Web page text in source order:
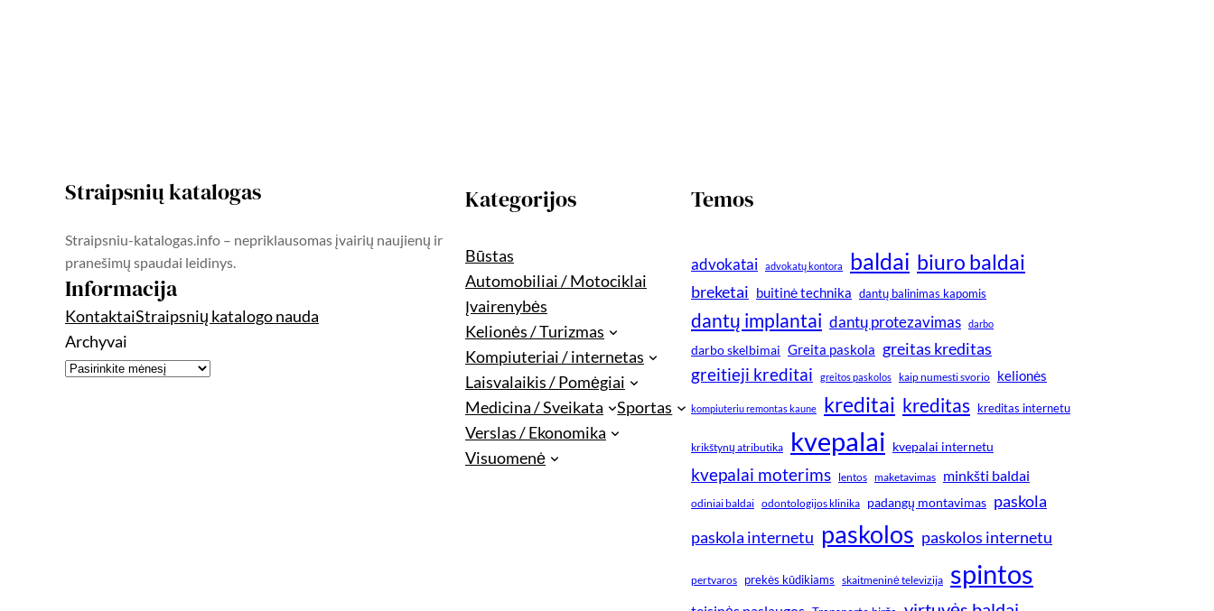
Straipsnių katalogas
Straipsniu-katalogas.info – nepriklausomas įvairių naujienų ir
pranešimų spaudai leidinys.
Informacija
KontaktaiStraipsnių katalogo nauda
Archyvai
Kategorijos
Būstas
Automobiliai / Motociklai
Įvairenybės
Kelionės / Turizmas
Kompiuteriai / internetas
Laisvalaikis / Pomėgiai
Medicina / Sveikata
Sportas
Verslas / Ekonomika
Visuomenė
Temos
advokatai advokatų kontora baldai biuro baldai
breketai buitinė technika dantų balinimas kapomis
dantų implantai dantų protezavimas darbo
darbo skelbimai Greita paskola greitas kreditas
greitieji kreditai greitos paskolos kaip numesti svorio kelionės
kompiuteriu remontas kaune kreditai kreditas kreditas internetu
krikštynų atributika kvepalai kvepalai internetu
kvepalai moterims lentos maketavimas minkšti baldai
odiniai baldai odontologijos klinika padangų montavimas paskola
paskola internetu paskolos paskolos internetu
pertvaros prekės kūdikiams skaitmeninė televizija spintos